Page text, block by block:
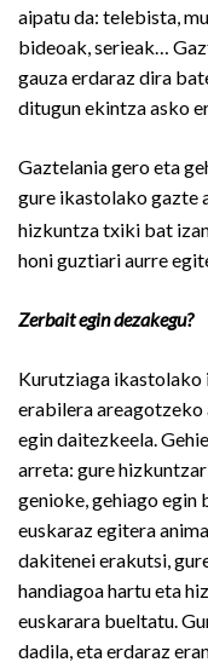
aipatu da: telebista,
bideoak, serieak…
gauza erdaraz dira
ditugun ekintza asko
Gaztelania gero eta
gure ikastolako gazte
hizkuntza txiki bat
honi guztiari aurre
Zerbait egin dezakegu?
Kurutziaga ikastolako
erabilera areagotzeko
egin daitezkeela.
arreta: gure
genioke, gehiago egin
euskaraz egitera
dakitenei erakutsi,
handiagoa hartu eta
euskarara bueltatu.
dadila, eta erdaraz